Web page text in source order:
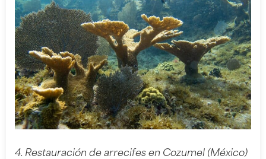
4. Restauración de arrecifes en Cozumel (México)